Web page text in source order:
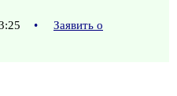
•
Заявить о